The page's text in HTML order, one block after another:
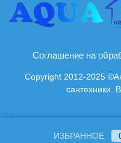
Соглашение на
Copyright 2012-2025
сантехники.
ИЗБРАННОЕ